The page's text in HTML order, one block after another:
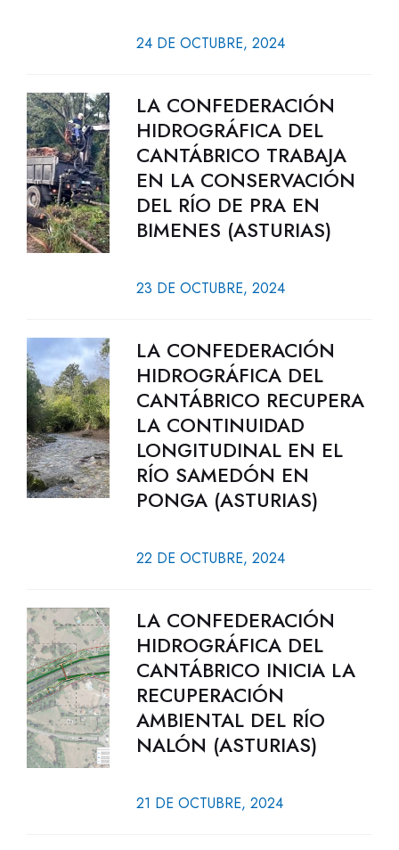
24 DE OCTUBRE, 2024
LA CONFEDERACIÓN
HIDROGRÁFICA DEL
CANTÁBRICO TRABAJA
EN LA CONSERVACIÓN
DEL RÍO DE PRA EN
BIMENES (ASTURIAS)
23 DE OCTUBRE, 2024
LA CONFEDERACIÓN
HIDROGRÁFICA DEL
CANTÁBRICO RECUPERA
LA CONTINUIDAD
LONGITUDINAL EN EL
RÍO SAMEDÓN EN
PONGA (ASTURIAS)
22 DE OCTUBRE, 2024
LA CONFEDERACIÓN
HIDROGRÁFICA DEL
CANTÁBRICO INICIA LA
RECUPERACIÓN
AMBIENTAL DEL RÍO
NALÓN (ASTURIAS)
21 DE OCTUBRE, 2024